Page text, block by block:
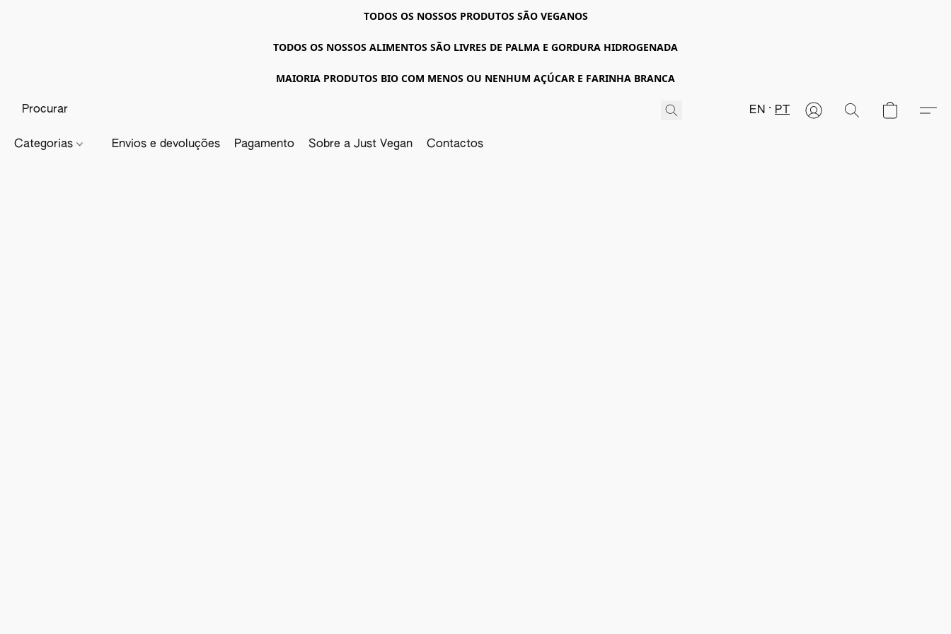
TODOS OS NOSSOS PRODUTOS SÃO VEGANOS
TODOS OS NOSSOS ALIMENTOS SÃO LIVRES DE PALMA E GORDURA HIDROGENADA
MAIORIA PRODUTOS BIO COM MENOS OU NENHUM AÇÚCAR E FARINHA BRANCA
EN PT
Categorias Envios e devoluções Pagamento Sobre a Just Vegan Contactos